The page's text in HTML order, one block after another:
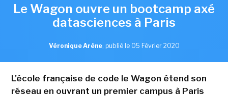
Le Wagon ouvre un bootcamp axé
datasciences à Paris
Véronique Arène, publié le 05 Février 2020
L'école française de code le Wagon étend son
réseau en ouvrant un premier campus à Paris